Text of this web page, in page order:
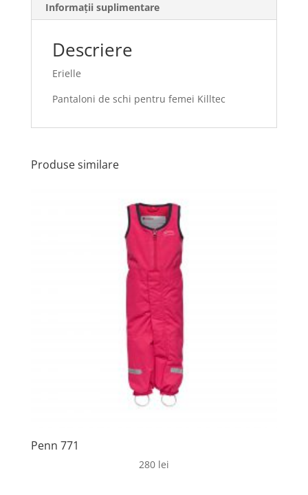
Informații suplimentare
Descriere
Erielle
Pantaloni de schi pentru femei Killtec
Produse similare
Penn 771
280 lei